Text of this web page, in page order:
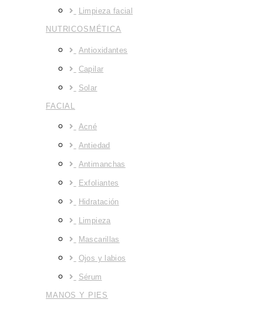
Limpieza facial
NUTRICOSMÉTICA
Antioxidantes
Capilar
Solar
FACIAL
Acné
Antiedad
Antimanchas
Exfoliantes
Hidratación
Limpieza
Mascarillas
Ojos y labios
Sérum
MANOS Y PIES